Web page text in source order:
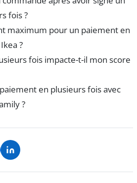
fois ?
maximum pour un paiement en
?
fois impacte-t-il mon score
en plusieurs fois avec
?